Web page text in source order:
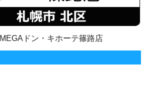
MEGAドン・キホーテ篠路店